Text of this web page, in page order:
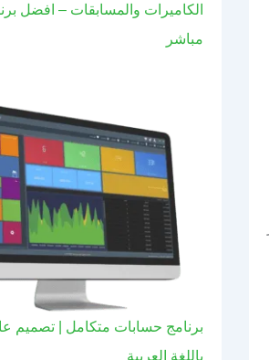
الكاميرات والمسابقات – افضل
مباشر
برنامج حسابات متكامل | تصميم
باللغة العربية